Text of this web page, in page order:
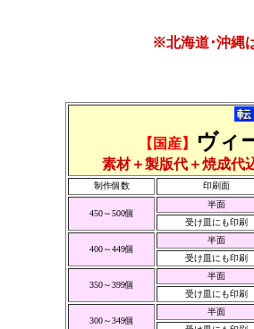
※北海道･沖縄
【国産】 ヴィ
素材＋製版代＋焼成代
制作個数 印刷面
450～500個
半面
受け皿にも印刷
400～449個
半面
受け皿にも印刷
350～399個
半面
受け皿にも印刷
300～349個
半面